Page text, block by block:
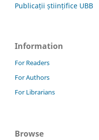
Publicații științifice UBB
Information
For Readers
For Authors
For Librarians
Browse